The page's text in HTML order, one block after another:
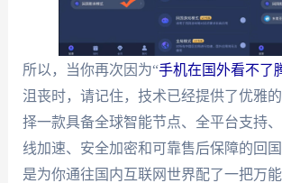
所以，当你再次因为“手机在国外看不了
沮丧时，请记住，技术已经提供了优雅
择一款具备全球智能节点、全平台支持
线加速、安全加密和可靠售后保障的回
是为你通往国内互联网世界配了一把万